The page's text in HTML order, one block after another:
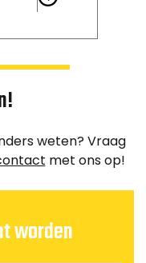
weten? Vraag
met ons op!
worden